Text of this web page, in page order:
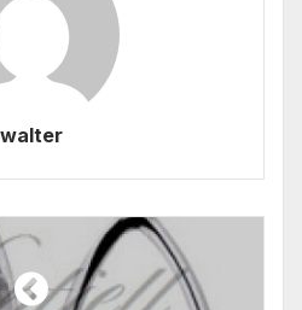
walter